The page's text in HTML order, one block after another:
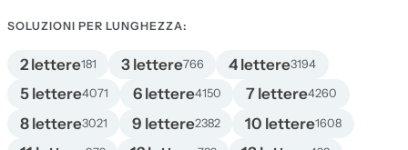
SOLUZIONI PER LUNGHEZZA:
2 lettere181 3 lettere766 4 lettere3194
5 lettere4071 6 lettere4150 7 lettere4260
8 lettere3021 9 lettere2382 10 lettere1608